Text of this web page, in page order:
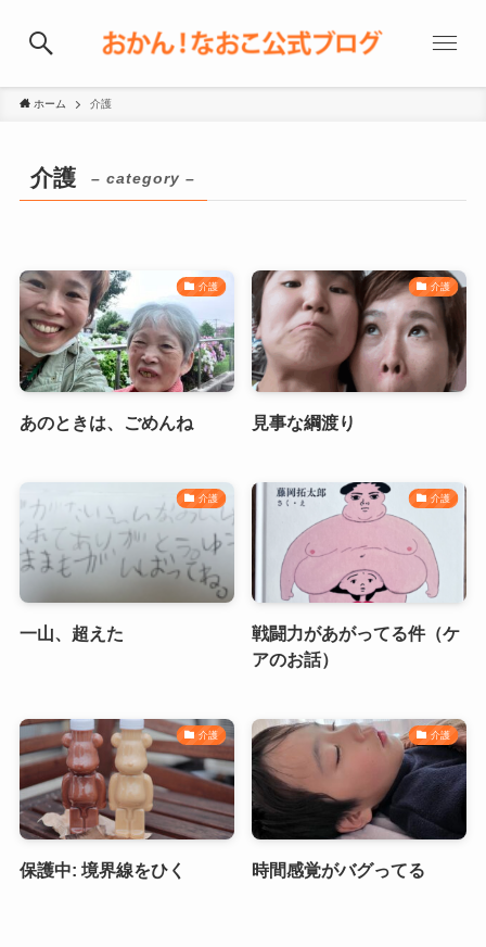
ホーム 介護
介護 – category –
介護
あのときは、ごめんね
介護
見事な綱渡り
介護
一山、超えた
介護
戦闘力があがってる件（ケ
アのお話）
介護
保護中: 境界線をひく
介護
時間感覚がバグってる